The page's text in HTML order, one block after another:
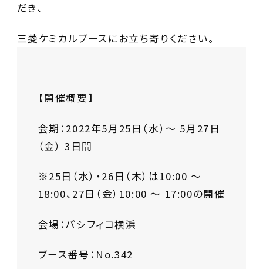
だき、
三菱ケミカルブースにお立ち寄りください。
【開催概要】
会期： 2022年5月25日（水）～ 5月27日
（金） 3日間
※25日（水）・26日（木）は10:00 ～
18:00、27日（金）10:00 ～ 17:00の開催
会場：パシフィコ横浜
ブース番号： No.342